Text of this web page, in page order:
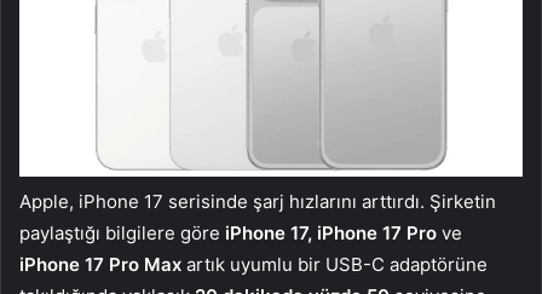
Apple, iPhone 17 serisinde şarj hızlarını arttırdı. Şirketin
paylaştığı bilgilere göre iPhone 17, iPhone 17 Pro ve
iPhone 17 Pro Max artık uyumlu bir USB-C adaptörüne